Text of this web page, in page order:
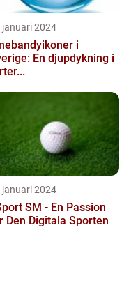
januari 2024
i
En djupdykning i
januari 2024
SM - En Passion
Den Digitala Sporten